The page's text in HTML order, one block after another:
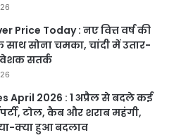
Price Today : नए वित्त वर्ष की
सोना चमका, चांदी में उतार-
सतर्क
April 2026 : 1 अप्रैल से बदले कई
टोल, कैब और शराब महंगी,
क्या हुआ बदलाव